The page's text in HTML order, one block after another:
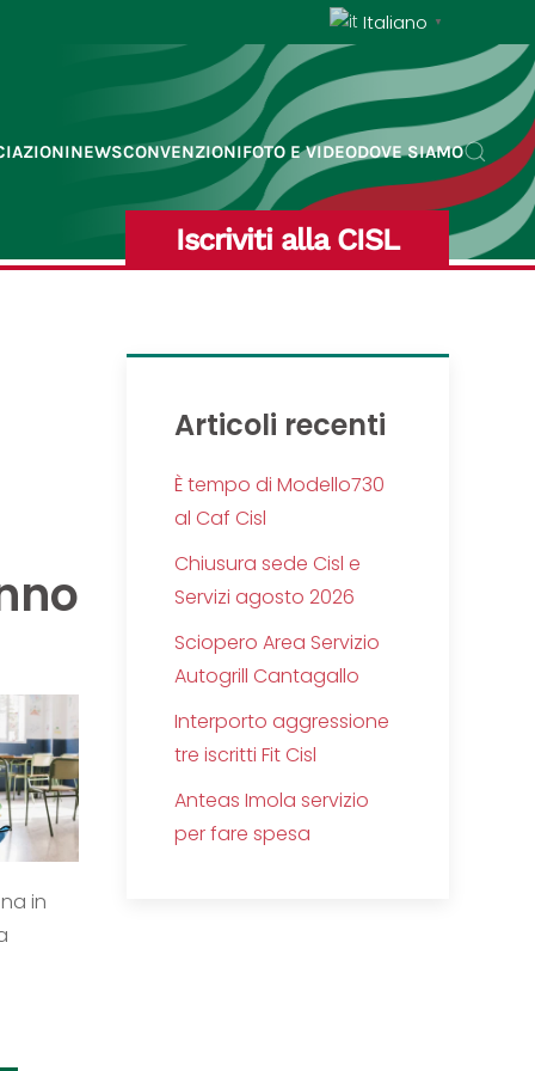
Italiano ▼
NEWSCONVENZIONIFOTO E VIDEODOVE SIAMO
Iscriviti alla CISL
in
Articoli recenti
È tempo di Modello730
al Caf Cisl
Chiusura sede Cisl e
Servizi agosto 2026
Sciopero Area Servizio
Autogrill Cantagallo
Interporto aggressione
tre iscritti Fit Cisl
Anteas Imola servizio
per fare spesa